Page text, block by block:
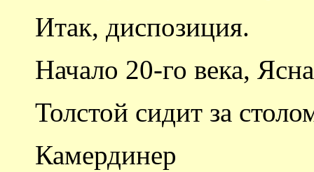
Итак, диспозиция.
Начало 20-го века,
Толстой сидит за
Камердинер